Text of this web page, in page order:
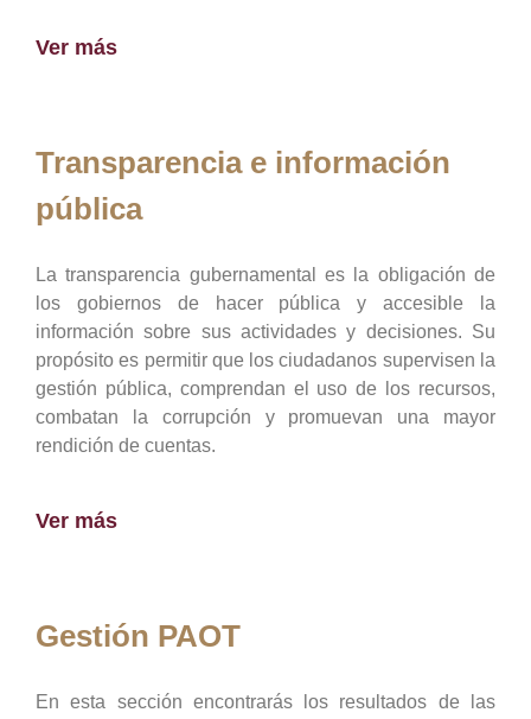
Ver más
Transparencia e información
pública
La transparencia gubernamental es la obligación de
los gobiernos de hacer pública y accesible la
información sobre sus actividades y decisiones. Su
propósito es permitir que los ciudadanos supervisen la
gestión pública, comprendan el uso de los recursos,
combatan la corrupción y promuevan una mayor
rendición de cuentas.
Ver más
Gestión PAOT
En esta sección encontrarás los resultados de las